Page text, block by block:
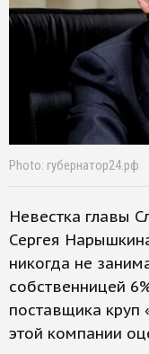
Photo: губернатор24.рф
Невестка главы
Сергея
никогда не
собственницей
поставщика круп
этой компании